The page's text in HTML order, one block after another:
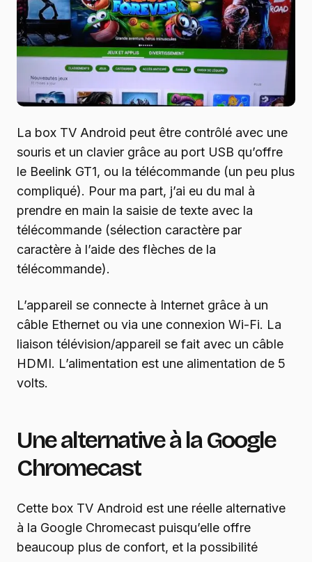
La box TV Android peut être contrôlé avec une
souris et un clavier grâce au port USB qu’offre
le Beelink GT1, ou la télécommande (un peu plus
compliqué). Pour ma part, j’ai eu du mal à
prendre en main la saisie de texte avec la
télécommande (sélection caractère par
caractère à l’aide des flèches de la
télécommande).
L’appareil se connecte à Internet grâce à un
câble Ethernet ou via une connexion Wi-Fi. La
liaison télévision/appareil se fait avec un câble
HDMI. L’alimentation est une alimentation de 5
volts.
Une alternative à la Google
Chromecast
Cette box TV Android est une réelle alternative
à la Google Chromecast puisqu’elle offre
beaucoup plus de confort, et la possibilité